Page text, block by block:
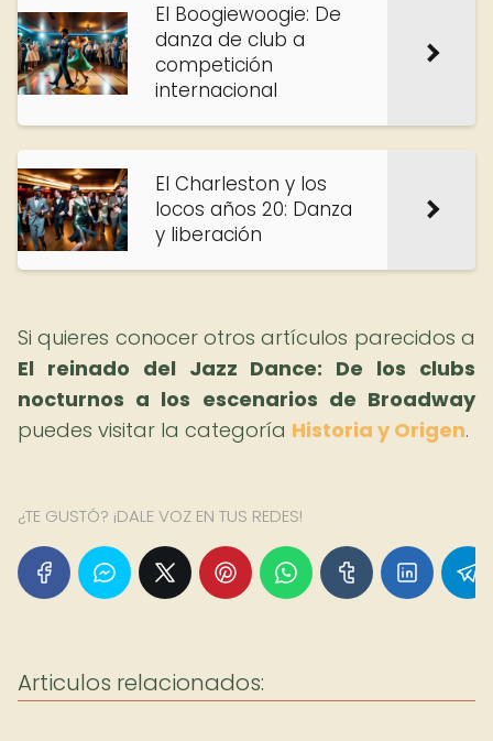
El Boogiewoogie: De
danza de club a
competición
internacional
El Charleston y los
locos años 20: Danza
y liberación
Si quieres conocer otros artículos parecidos a
El reinado del Jazz Dance: De los clubs
nocturnos a los escenarios de Broadway
puedes visitar la categoría Historia y Origen.
¿TE GUSTÓ? ¡DALE VOZ EN TUS REDES!
Articulos relacionados: